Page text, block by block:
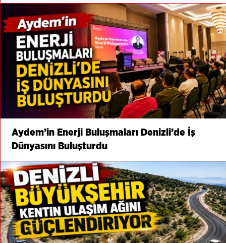
Aydem’in Enerji Buluşmaları Denizli’de İş
Dünyasını Buluşturdu